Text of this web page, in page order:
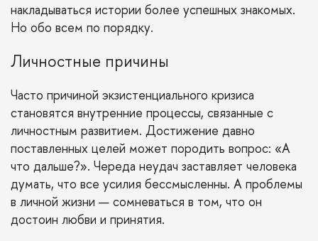
накладываться истории более успешных знакомых.
Но обо всем по порядку.
Личностные причины
Часто причиной экзистенциального кризиса
становятся внутренние процессы, связанные с
личностным развитием. Достижение давно
поставленных целей может породить вопрос: «А
что дальше?». Череда неудач заставляет человека
думать, что все усилия бессмысленны. А проблемы
в личной жизни — сомневаться в том, что он
достоин любви и принятия.